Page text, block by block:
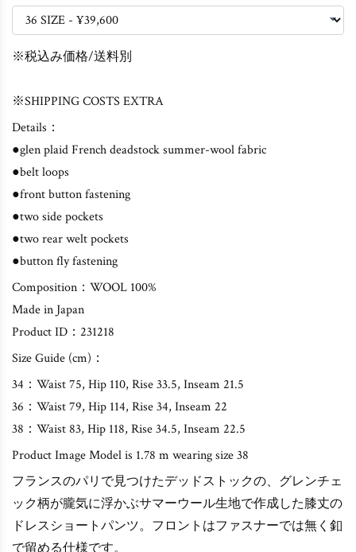
※税込み価格/送料別
※SHIPPING COSTS EXTRA
Details：
●glen plaid French deadstock summer-wool fabric
●belt loops
●front button fastening
●two side pockets
●two rear welt pockets
●button fly fastening
Composition：WOOL 100%
Made in Japan
Product ID：231218
Size Guide (cm)：
34：Waist 75, Hip 110, Rise 33.5, Inseam 21.5
36：Waist 79, Hip 114, Rise 34, Inseam 22
38：Waist 83, Hip 118, Rise 34.5, Inseam 22.5
Product Image Model is 1.78 m wearing size 38
フランスのパリで見つけたデッドストックの、グレンチェ
ック柄が朧気に浮かぶサマーウール生地で作成した膝丈の
ドレスショートパンツ。フロントはファスナーでは無く釦
で留める仕様です。